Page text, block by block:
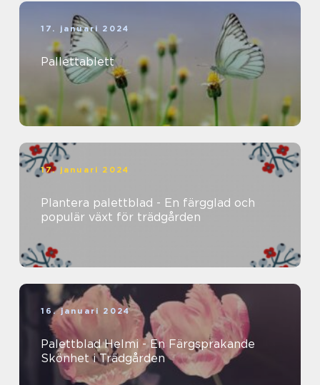
17. januari 2024
Pallettablett
17. januari 2024
Plantera palettblad - En färgglad och
populär växt för trädgården
16. januari 2024
Palettblad Helmi - En Färgsprakande
Skönhet i Trädgården